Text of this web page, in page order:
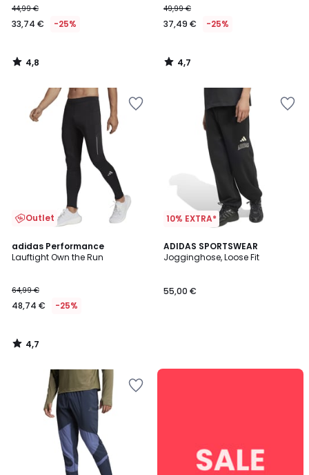
44,99 €
33,74 € -25%
4,8
/
49,99 €
37,49 € -25%
4,7
/
Outlet
adidas Performance
Lauftight Own the Run
64,99 €
48,74 € -25%
4,7
/ 5
4,7
/
10% EXTRA*
ADIDAS SPORTSWEAR
Jogginghose, Loose Fit
55,00 €
Unsere